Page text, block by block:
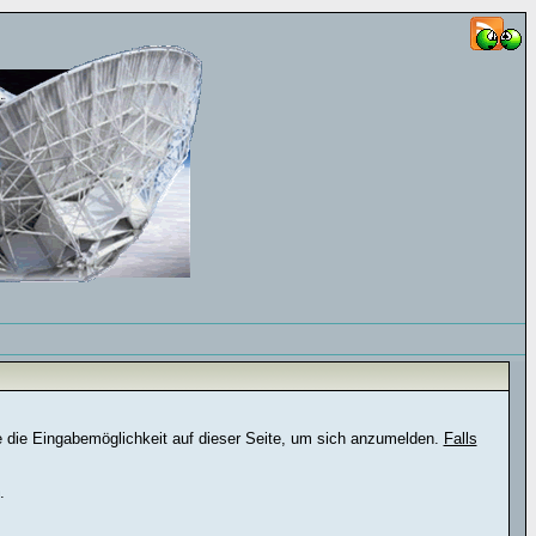
Eingabemöglichkeit auf dieser Seite, um sich anzumelden. Falls